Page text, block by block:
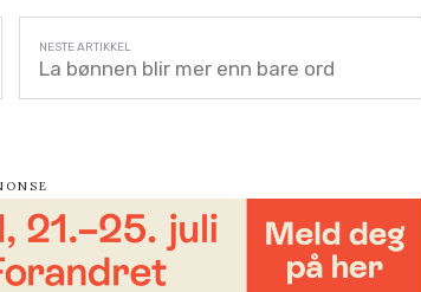
La bønnen blir mer enn bare ord